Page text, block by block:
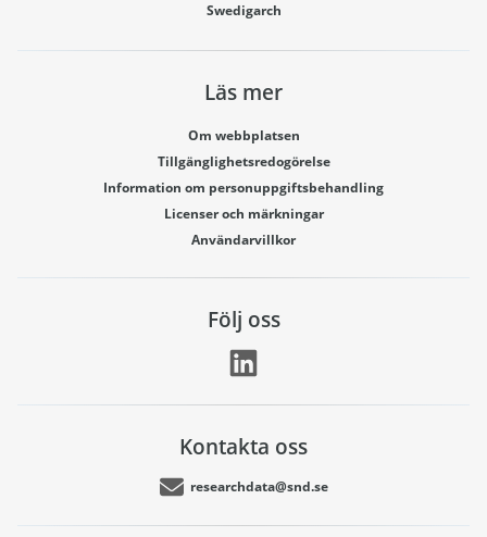
Swedigarch
Läs mer
Om webbplatsen
Tillgänglighetsredogörelse
Information om personuppgiftsbehandling
Licenser och märkningar
Användarvillkor
Följ oss
Kontakta oss
researchdata@snd.se